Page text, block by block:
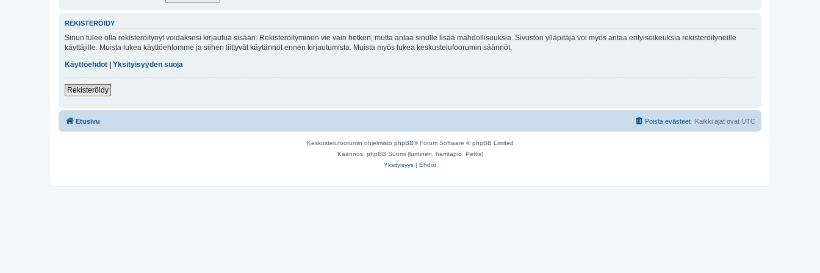
REKISTERÖIDY
Sinun tulee olla rekisteröitynyt voidaksesi kirjautua sisään. Rekisteröityminen vie vain hetken, mutta antaa sinulle lisää mahdollisuuksia. Sivuston ylläpitäjä voi myös antaa erityisoikeuksia rekisteröityneille
käyttäjille. Muista lukea käyttöehtomme ja siihen liittyvät käytännöt ennen kirjautumista. Muista myös lukea keskustelufoorumin säännöt.
Käyttöehdot | Yksityisyyden suoja
Rekisteröidy
Etusivu Kaikki ajat ovat UTC
Poista evästeet
Keskustelufoorumin ohjelmisto phpBB® Forum Software © phpBB Limited
Käännös: phpBB Suomi (lurttinen, harritapio, Pettis)
Yksityisyys | Ehdot